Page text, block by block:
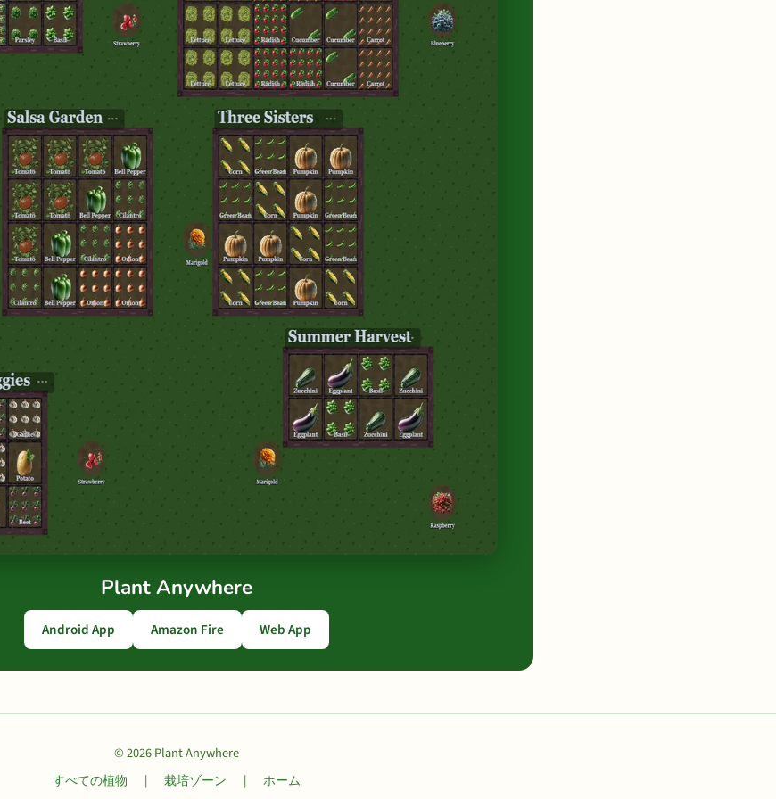
Plant Anywhere
Android App Amazon Fire Web App
© 2026 Plant Anywhere
すべての植物
| 栽培ゾーン | ホーム